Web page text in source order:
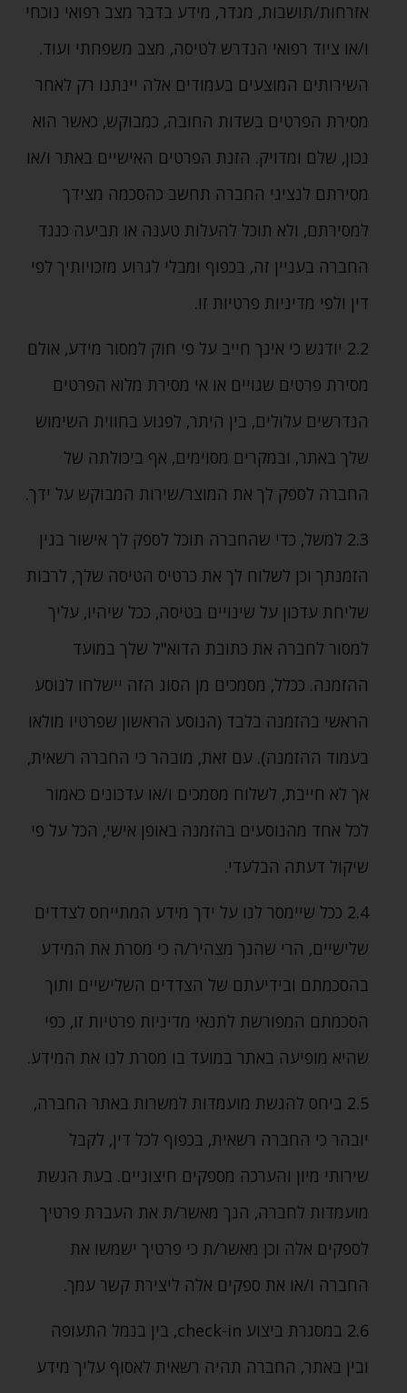
אזרחות/תושבות‚ מגדר‚ מידע בדבר מצב רפואי נוכחי
ו/או ציוד רפואי הנדרש לטיסה‚ מצב משפחתי ועוד.
השירותים המוצעים בעמודים אלה יינתנו רק לאחר
מסירת הפרטים בשדות החובה‚ כמבוקש‚ כאשר הוא
נכון‚ שלם ומדויק. הזנת הפרטים האישיים באתר ו/או
מסירתם לנציגי החברה תחשב כהסכמה מצידך
למסירתם‚ ולא תוכל להעלות טענה או תביעה כנגד
החברה בעניין זה‚ בכפוף ומבלי לגרוע מזכויותיך לפי
דין ולפי מדיניות פרטיות זו.
2.2 יודגש כי אינך חייב על פי חוק למסור מידע‚ אולם
מסירת פרטים שגויים או אי מסירת מלוא הפרטים
הנדרשים עלולים‚ בין היתר‚ לפגוע בחווית השימוש
שלך באתר‚ ובמקרים מסוימים‚ אף ביכולתה של
החברה לספק לך את המוצר/שירות המבוקש על ידך.
2.3 למשל‚ כדי שהחברה תוכל לספק לך אישור בגין
הזמנתך וכן לשלוח לך את כרטיס הטיסה שלך‚ לרבות
שליחת עדכון על שינויים בטיסה‚ ככל שיהיו‚ עליך
למסור לחברה את כתובת הדוא"ל שלך במועד
ההזמנה. ככלל‚ מסמכים מן הסוג הזה יישלחו לנוסע
הראשי בהזמנה בלבד (הנוסע הראשון שפרטיו מולאו
בעמוד ההזמנה). עם זאת‚ מובהר כי החברה רשאית‚
אך לא חייבת‚ לשלוח מסמכים ו/או עדכונים כאמור
לכל אחד מהנוסעים בהזמנה באופן אישי‚ הכל על פי
שיקול דעתה הבלעדי.
2.4 ככל שיימסר לנו על ידך מידע המתייחס לצדדים
שלישיים‚ הרי שהנך מצהיר/ה כי מסרת את המידע
בהסכמתם ובידיעתם של הצדדים השלישיים ותוך
הסכמתם המפורשת לתנאי מדיניות פרטיות זו‚ כפי
שהיא מופיעה באתר במועד בו מסרת לנו את המידע.
2.5 ביחס להגשת מועמדות למשרות באתר החברה‚
יובהר כי החברה רשאית‚ בכפוף לכל דין‚ לקבל
שירותי מיון והערכה מספקים חיצוניים. בעת הגשת
מועמדות לחברה‚ הנך מאשר/ת את העברת פרטיך
לספקים אלה וכן מאשר/ת כי פרטיך ישמשו את
החברה ו/או את ספקים אלה ליצירת קשר עמך.
2.6 במסגרת ביצוע check-in‚ בין בנמל התעופה
ובין באתר‚ החברה תהיה רשאית לאסוף עליך מידע